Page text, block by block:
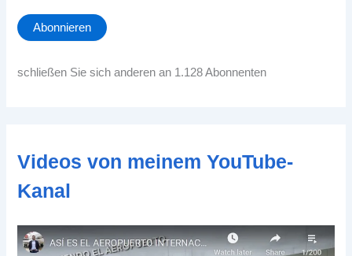
a
i
A
s
e
Abonnieren
schließen Sie sich anderen an 1.128 Abonnenten
Videos von meinem YouTube-
Kanal